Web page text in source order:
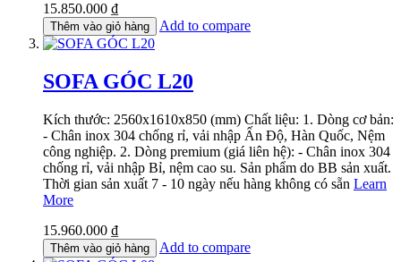
15.850.000 ₫
Thêm vào giỏ hàng Add to compare
SOFA GÓC L20
Kích thước: 2560x1610x850 (mm) Chất liệu: 1. Dòng cơ bản:
- Chân inox 304 chống rỉ, vải nhập Ấn Độ, Hàn Quốc, Nệm
công nghiệp. 2. Dòng premium (giá liên hệ): - Chân inox 304
chống rỉ, vải nhập Bỉ, nệm cao su. Sản phẩm do BB sản xuất.
Thời gian sản xuất 7 - 10 ngày nếu hàng không có sẵn Learn
More
15.960.000 ₫
Thêm vào giỏ hàng Add to compare